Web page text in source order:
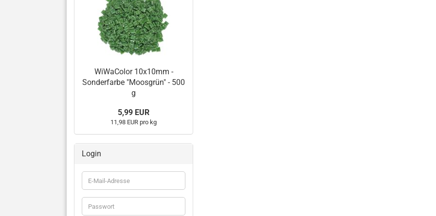
WiWaColor 10x10mm -
Sonderfarbe "Moosgrün" - 500
g
5,99 EUR
11,98 EUR pro kg
Login
E-
Mail-
Adresse
Passwort